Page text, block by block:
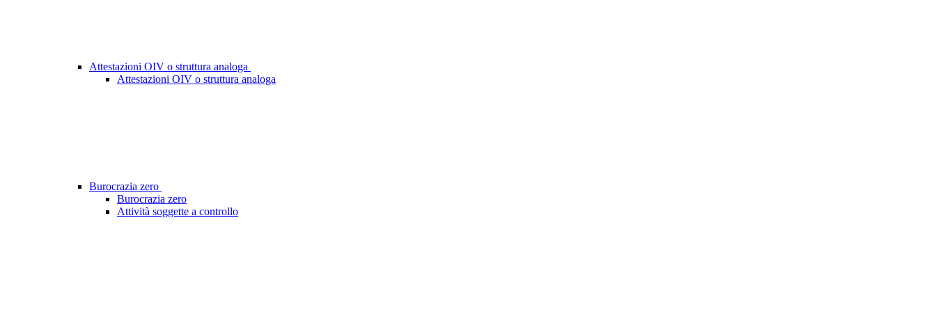
Attestazioni OIV o struttura analoga
Attestazioni OIV o struttura analoga
Burocrazia zero
Burocrazia zero
Attività soggette a controllo